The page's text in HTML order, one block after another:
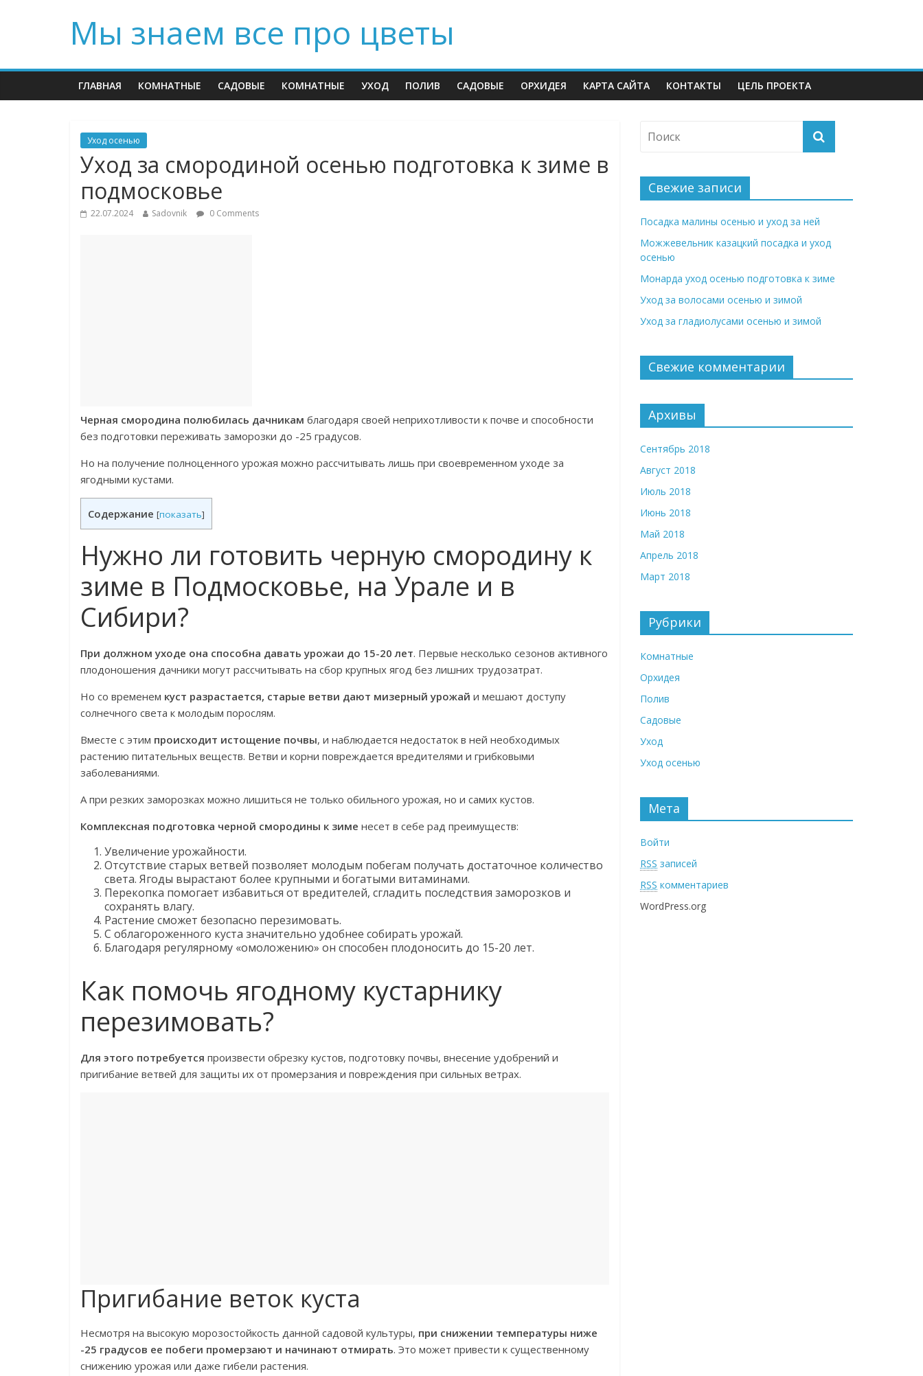
Мы знаем все про цветы
ГЛАВНАЯ КОМНАТНЫЕ САДОВЫЕ КОМНАТНЫЕ УХОД ПОЛИВ САДОВЫЕ ОРХИДЕЯ КАРТА САЙТА КОНТАКТЫ ЦЕЛЬ ПРОЕКТА
Уход осенью
Уход за смородиной осенью подготовка к зиме в
подмосковье
22.07.2024 Sadovnik 0 Comments
Черная смородина полюбилась дачникам благодаря своей неприхотливости к почве и способности
без подготовки переживать заморозки до -25 градусов.
Но на получение полноценного урожая можно рассчитывать лишь при своевременном уходе за
ягодными кустами.
Содержание [показать]
Нужно ли готовить черную смородину к
зиме в Подмосковье, на Урале и в
Сибири?
При должном уходе она способна давать урожаи до 15-20 лет. Первые несколько сезонов активного
плодоношения дачники могут рассчитывать на сбор крупных ягод без лишних трудозатрат.
Но со временем куст разрастается, старые ветви дают мизерный урожай и мешают доступу
солнечного света к молодым порослям.
Вместе с этим происходит истощение почвы, и наблюдается недостаток в ней необходимых
растению питательных веществ. Ветви и корни повреждается вредителями и грибковыми
заболеваниями.
А при резких заморозках можно лишиться не только обильного урожая, но и самих кустов.
Комплексная подготовка черной смородины к зиме несет в себе рад преимуществ:
Увеличение урожайности.
Отсутствие старых ветвей позволяет молодым побегам получать достаточное количество
света. Ягоды вырастают более крупными и богатыми витаминами.
Перекопка помогает избавиться от вредителей, сгладить последствия заморозков и
сохранять влагу.
Растение сможет безопасно перезимовать.
С облагороженного куста значительно удобнее собирать урожай.
Благодаря регулярному «омоложению» он способен плодоносить до 15-20 лет.
Как помочь ягодному кустарнику
перезимовать?
Для этого потребуется произвести обрезку кустов, подготовку почвы, внесение удобрений и
пригибание ветвей для защиты их от промерзания и повреждения при сильных ветрах.
Пригибание веток куста
Несмотря на высокую морозостойкость данной садовой культуры, при снижении температуры ниже
-25 градусов ее побеги промерзают и начинают отмирать. Это может привести к существенному
снижению урожая или даже гибели растения.
Свежие записи
Посадка малины осенью и уход за ней
Можжевельник казацкий посадка и уход
осенью
Монарда уход осенью подготовка к зиме
Уход за волосами осенью и зимой
Уход за гладиолусами осенью и зимой
Свежие комментарии
Архивы
Сентябрь 2018
Август 2018
Июль 2018
Июнь 2018
Май 2018
Апрель 2018
Март 2018
Рубрики
Комнатные
Орхидея
Полив
Садовые
Уход
Уход осенью
Мета
Войти
RSS записей
RSS комментариев
WordPress.org